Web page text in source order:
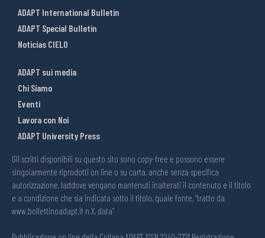
ADAPT International Bulletin
ADAPT Special Bulletin
Noticias CIELO
ADAPT sui media
Chi Siamo
Eventi
Lavora con Noi
ADAPT University Press
Gli scritti disponibili su questo sito sono copy-free e possono essere
singolarmente riprodotti on line o su carta, anche senza specifica
autorizzazione, laddove vengano mantenuti inalterati il contenuto e il titolo
e a condizione che sia indicata sotto il titolo, quale fonte, “tratto da
www.bollettinoadapt.it n.X, data“